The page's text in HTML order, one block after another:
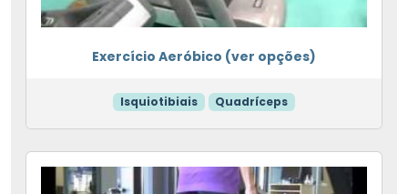
Exercício Aeróbico (ver opções)
Isquiotibiais Quadríceps